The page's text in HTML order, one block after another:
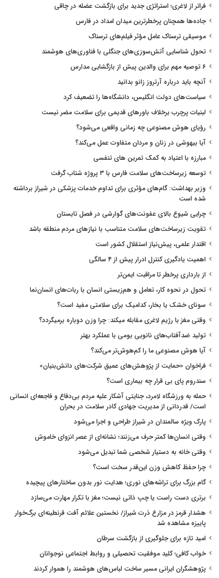
فراتر از لاغری؛ استراتژی جدید برای بازگشت عضله در چاقی
جاده‌ها همچنان پرخطرترین میدان امداد در فارس
موسیقی ترسناک عامل مؤثر فیلم‌های ترسناک
تحول شناسایی آتش‌سوزی‌های جنگلی با فناوری‌های هوشمند
۶ توصیه مهم برای والدین پیش از بازگشایی مدارس
آنچه باید درباره آرتروز زانو بدانید
سیاست‌های دولت انگلیس، دانشگاه‌ها را تضعیف کرد
لبنیات پرچرب برخلاف باورهای قدیمی برای سلامت مضر نیست
رؤیای هوش مصنوعی چه زمانی واقعی می‌شود؟
آیا بیهوشی در زنان و مردان متفاوت عمل می‌کند؟
مبارزه با اعتیاد به کمک تمرین های تنفسی
توسعه زیرساخت‌های سلامت فارس با ۳ پروژه شتاب گرفت
وزیر بهداشت: گام‌های مؤثری برای تداوم خدمات پزشکی در شیراز برداشته
شده است
چرایی شیوع بالای عفونت‌های گوارشی در فصل تابستان
تقویت زیرساخت‌های سلامت متناسب با نیازهای مردم منطقه باشد
اقتدار علمی، پیش‌نیاز استقلال کشور است
اهمیت یادگیری کنترل ادرار پیش از ۴ سالگی
از بارداری پرخطر تا مراقبت ایمن‌تر
تحول در نحوه کار، تعامل و هم‌زیستی انسان با ربات‌های انسان‌نما
سونای خشک یا بخار، کدامیک برای سلامتی مفید است؟
وقتی مغز با رژیم لاغری مقابله میکند: چرا وزن دوباره برمیگردد؟
تولید ضدآفتاب‌های نانویی بومی با عملکرد بهتر
آیا هوش مصنوعی ما را کم‌هوش‌تر می‌کند؟
فراخوان «حمایت از پژوهش‌های عمیق شرکت‌های دانش‌بنیان»
سندروم پای بی قرار چه بیماری است؟
حمله به ورزشگاه لامرد، جنایتی آشکار علیه مردم بی‌دفاع و فاجعه‌ای انسانی
است/ قدردانی از مدیریت جهادی کادر سلامت در بحران
پارک ویژه سالمندان در شیراز طراحی و اجرا می‌شود
وقتی انسان‌ها کمتر حرف می‌زنند؛ نشانه‌ای از عصر انزوای خاموش
وقتی خانه به دستیار شخصی شما تبدیل می‌شود
چرا حفظ کاهش وزن این‌قدر سخت است؟
گام بزرگ برای تراشه‌های نوری؛ هدایت نور بدون ساختارهای پیچیده
برتری دست راست یا چپ ذاتی نیست؛ مغز با تکرار مهارت می‌سازد
هشدار قرمز در مزارع ذرت شیراز/ نخستین علائم آفت قرنطینه‌ای برگ‌خوار
پاییزه مشاهده شد
امید تازه برای جلوگیری از بازگشت سرطان
خواب کافی؛ کلید موفقیت تحصیلی و روابط اجتماعی نوجوانان
پژوهشگران ایرانی مسیر ساخت لباس‌های هوشمند را هموار کردند